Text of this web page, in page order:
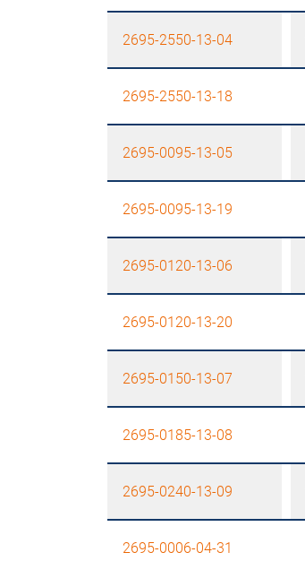
2695-2550-13-04
2695-2550-13-18
2695-0095-13-05
2695-0095-13-19
2695-0120-13-06
2695-0120-13-20
2695-0150-13-07
2695-0185-13-08
2695-0240-13-09
2695-0006-04-31